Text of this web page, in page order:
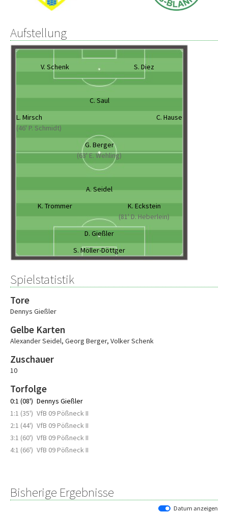
Aufstellung
V. Schenk S. Diez
C. Saul
L. Mirsch
(46' P. Schmidt)
C. Hause
G. Berger
(63' E. Wehling)
A. Seidel
K. Trommer
K. Eckstein
(81' D. Heberlein)
D. Gießler
S. Möller-Döttger
Spielstatistik
Tore
Dennys Gießler
Gelbe Karten
Alexander Seidel, Georg Berger, Volker Schenk
Zuschauer
10
Torfolge
0:1 (08') Dennys Gießler
1:1 (35') VfB 09 Pößneck II
2:1 (44') VfB 09 Pößneck II
3:1 (60') VfB 09 Pößneck II
4:1 (66') VfB 09 Pößneck II
Bisherige Ergebnisse
Datum anzeigen